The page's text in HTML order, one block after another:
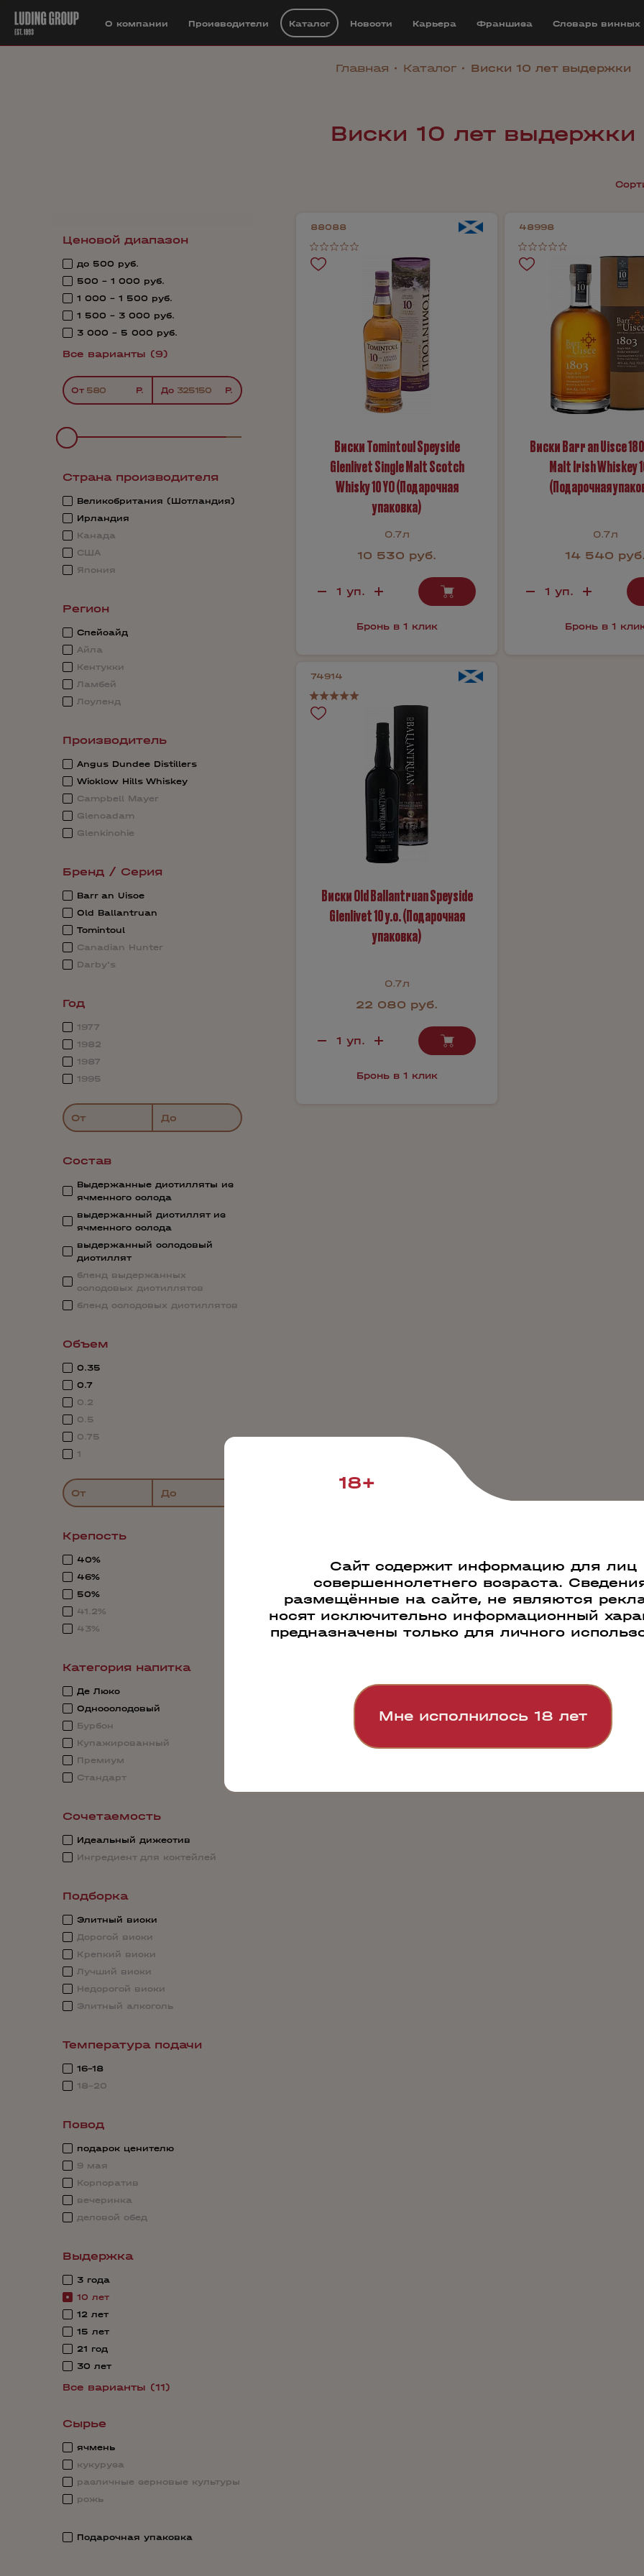
О компании Производители Каталог Новости Карьера Франшиза Cловарь винных
Главная Каталог Виски 10 лет выдержки
Виски 10 лет выдержки
Ценовой диапазон
до 500 руб.
500 - 1 000 руб.
1 000 - 1 500 руб.
1 500 - 3 000 руб.
3 000 - 5 000 руб.
Все варианты (9)
От До
Страна производителя
Великобритания (Шотландия)
Ирландия
Канада
США
Япония
Регион
Спейсайд
Айла
Кентукки
Ламбей
Лоуленд
Производитель
Angus Dundee Distillers
Wicklow Hills Whiskey
Campbell Mayer
Glencadam
Glenkinchie
Бренд / Серия
Barr an Uisce
Old Ballantruan
Tomintoul
Canadian Hunter
Darby's
Год
1977
1982
1987
1995
От До
Состав
Выдержанные дистилляты из
ячменного солода
выдержанный дистиллят из
ячменного солода
выдержанный солодовый
дистиллят
бленд выдержанных
солодовых дистиллятов
бленд солодовых дистиллятов
Объем
0.35
0.7
0.2
0.5
0.75
1
От До
Крепость
40%
46%
50%
41.2%
43%
Категория напитка
Де Люкс
Односолодовый
Бурбон
Купажированный
Премиум
Стандарт
Сочетаемость
Идеальный дижестив
Ингредиент для коктейлей
Подборка
Элитный виски
Дорогой виски
Крепкий виски
Лучший виски
Недорогой виски
Элитный алкоголь
Температура подачи
16-18
18-20
Повод
подарок ценителю
9 мая
Корпоратив
вечеринка
деловой обед
Выдержка
3 года
10 лет
12 лет
15 лет
21 год
30 лет
Все варианты (11)
Сырье
ячмень
кукуруза
различные зерновые культуры
рожь
Подарочная упаковка
88088
Виски Tomintoul Speyside
Glenlivet Single Malt Scotch
Whisky 10 YO (Подарочная
упаковка)
0.7л
10 530 руб.
Бронь в 1 клик
48998
Виски Barr an Uisce
Malt Irish Whiskey
(Подарочная
0.7л
14 540 руб.
Бронь в 1
74914
Виски Old Ballantruan Speyside
Glenlivet 10 y.o. (Подарочная
упаковка)
0.7л
22 080 руб.
Бронь в 1 клик
18+
Сайт содержит информацию для лиц
совершеннолетнего возраста.
размещённые на сайте, не являются
носят исключительно информационный
предназначены только для личного
Мне исполнилось 18 лет